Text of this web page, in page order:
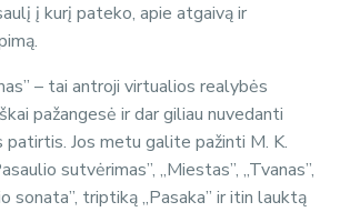
į kurį pateko, apie atgaivą ir
– tai antroji virtualios realybės
pažangesė ir dar giliau nuvedanti
Jos metu galite pažinti M. K.
sutvėrimas”, „Miestas”, „Tvanas”,
sonata”, triptiką „Pasaka” ir itin lauktą